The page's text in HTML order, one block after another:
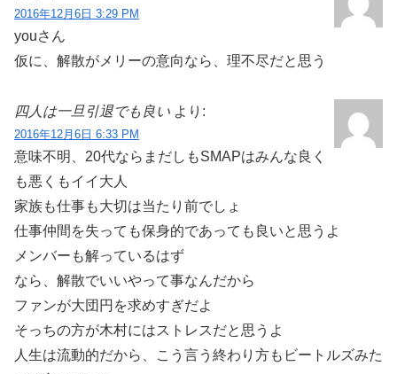
2016年12月6日 3:29 PM
youさん
仮に、解散がメリーの意向なら、理不尽だと思う
四人は一旦引退でも良い より:
2016年12月6日 6:33 PM
意味不明、20代ならまだしもSMAPはみんな良く
も悪くもイイ大人
家族も仕事も大切は当たり前でしょ
仕事仲間を失っても保身的であっても良いと思うよ
メンバーも解っているはず
なら、解散でいいやって事なんだから
ファンが大団円を求めすぎだよ
そっちの方が木村にはストレスだと思うよ
人生は流動的だから、こう言う終わり方もビートルズみた